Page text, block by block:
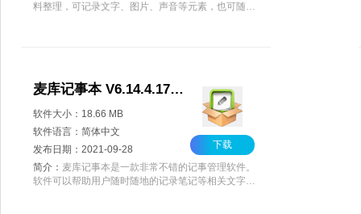
料整理，可记录文字、图片、声音等元素，也可随意
麦库记事本 V6.14.4.17 官方电脑版
软件大小：18.66 MB
软件语言：简体中文
发布日期：2021-09-28
下载
简介： 麦库记事本是一款非常不错的记事管理软件。
软件可以帮助用户随时随地的记录笔记等相关文字信